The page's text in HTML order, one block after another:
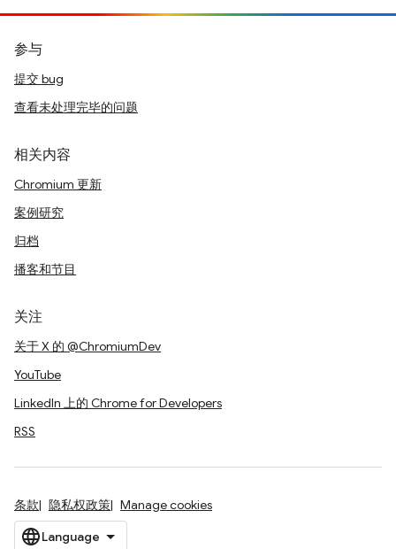
参与
提交 bug
查看未处理完毕的问题
相关内容
Chromium 更新
案例研究
归档
播客和节目
关注
关于 X 的 @ChromiumDev
YouTube
LinkedIn 上的 Chrome for Developers
RSS
条款 隐私权政策 Manage cookies